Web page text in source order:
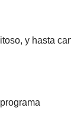
y hasta